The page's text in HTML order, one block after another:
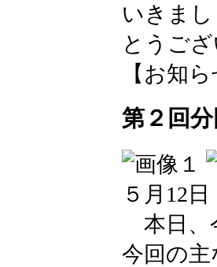
いきま
とうござ
【お知
第２回
５月12日
本日、
今回の主